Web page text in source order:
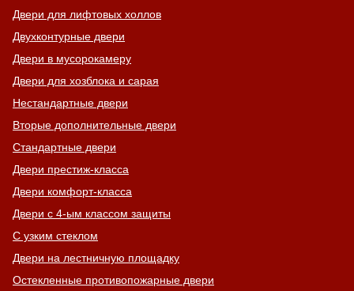
Двери для лифтовых холлов
Двухконтурные двери
Двери в мусорокамеру
Двери для хозблока и сарая
Нестандартные двери
Вторые дополнительные двери
Стандартные двери
Двери престиж-класса
Двери комфорт-класса
Двери с 4-ым классом защиты
С узким стеклом
Двери на лестничную площадку
Остекленные противопожарные двери